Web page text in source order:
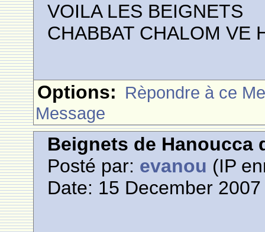
VOILA LES BEIGNETS
CHABBAT CHALOM VE
Options: Rèpondre à ce
Message
Beignets de Hanoucca
Posté par: evanou (IP
Date: 15 December